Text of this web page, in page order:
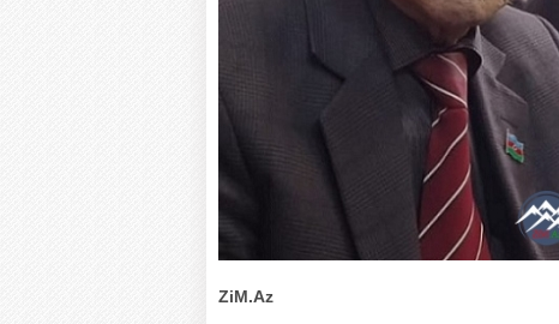
ZiM.Az